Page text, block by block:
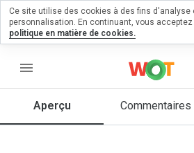
menu
Aperçu Commentaires
un
Ce site utilise des cookies à des fins d'analyse
personnalisation. En continuant, vous
politique en matière de cookies.